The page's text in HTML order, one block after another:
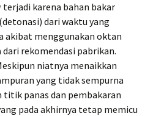
terjadi karena bahan bakar
dari waktu yang
akibat menggunakan oktan
dari rekomendasi pabrikan.
niatnya menaikkan
yang tidak sempurna
panas dan pembakaran
pada akhirnya tetap memicu